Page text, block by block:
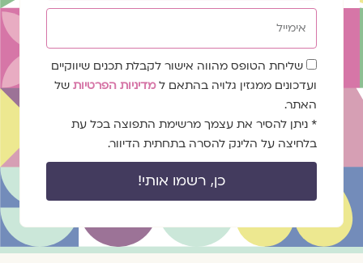
שדה
הסכמה
שליחת הטופס מהווה אישור לקבלת תכנים שיווקיים
ועדכונים ממגזין גלויה בהתאם למדיניות הפרטיות של
האתר.
* ניתן להסיר את עצמך מרשימת התפוצה בכל עת
בלחיצה על הלינק להסרה בתחתית הדיוור.
כן, רשמו אותי!